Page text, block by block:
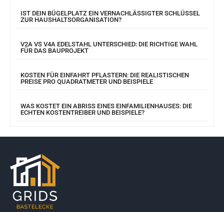
IST DEIN BÜGELPLATZ EIN VERNACHLÄSSIGTER SCHLÜSSEL
ZUR HAUSHALTSORGANISATION?
V2A VS V4A EDELSTAHL UNTERSCHIED: DIE RICHTIGE WAHL
FÜR DAS BAUPROJEKT
KOSTEN FÜR EINFAHRT PFLASTERN: DIE REALISTISCHEN
PREISE PRO QUADRATMETER UND BEISPIELE
WAS KOSTET EIN ABRISS EINES EINFAMILIENHAUSES: DIE
ECHTEN KOSTENTREIBER UND BEISPIELE?